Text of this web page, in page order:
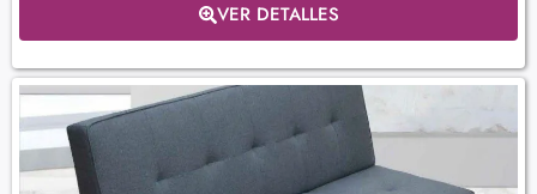
VER DETALLES